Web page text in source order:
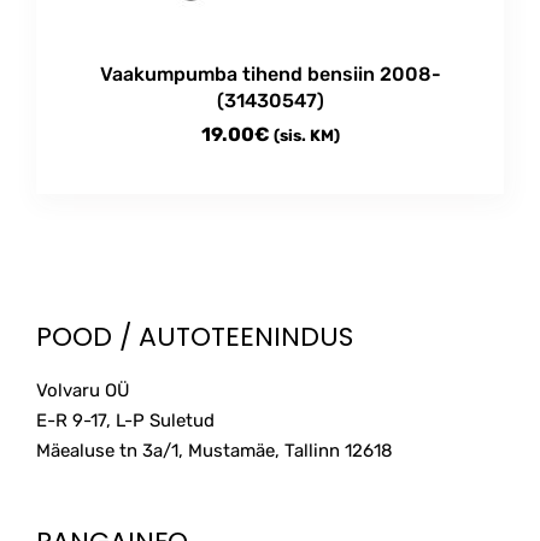
Vaakumpumba tihend bensiin 2008-
(31430547)
19.00€ (sis. KM)
POOD / AUTOTEENINDUS
Volvaru OÜ
E-R 9-17, L-P Suletud
Mäealuse tn 3a/1, Mustamäe, Tallinn 12618